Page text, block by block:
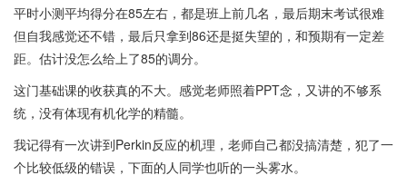
平时小测平均得分在85左右，都是班上前几名，最后期末考试很难
但自我感觉还不错，最后只拿到86还是挺失望的，和预期有一定差
距。估计没怎么给上了85的调分。
这门基础课的收获真的不大。感觉老师照着PPT念，又讲的不够系
统，没有体现有机化学的精髓。
我记得有一次讲到Perkin反应的机理，老师自己都没搞清楚，犯了一
个比较低级的错误，下面的人同学也听的一头雾水。